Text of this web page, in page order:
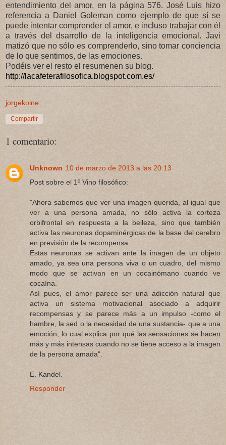
entendimiento del amor, en la página 576. José Luis hizo
referencia a Daniel Goleman como ejemplo de que sí se
puede intentar comprender el amor, e incluso trabajar con él
a través del dsarrollo de la inteligencia emocional. Javi
matizó que no sólo es comprenderlo, sino tomar conciencia
de lo que sentimos, de las emociones.
Podéis ver el resto el resumenen su blog.
http://lacafeterafilosofica.blogspot.com.es/
jorgekoine
Compartir
1 comentario:
Unknown 10 de marzo de 2013 a las 20:13
Post sobre el 1º Vino filosófico:
"Ahora sabemos que ver una imagen querida, al igual que
ver a una persona amada, no sólo activa la corteza
orbifrontal en respuesta a la belleza, sino que también
activa las neuronas dopaminérgicas de la base del cerebro
en previsión de la recompensa.
Estas neuronas se activan ante la imagen de un objeto
amado, ya sea una persona viva o un cuadro, del mismo
modo que se activan en un cocainómano cuando ve
cocaína.
Así pues, el amor parece ser una adicción natural que
activa un sistema motivacional asociado a adquirir
recompensas y se parece más a un impulso -como el
hambre, la sed o la necesidad de una sustancia- que a una
emoción, lo cual explica por qué las sensaciones se hacen
más y más intensas cuando no se tiene acceso a la imagen
de la persona amada".
E. Kandel.
Responder